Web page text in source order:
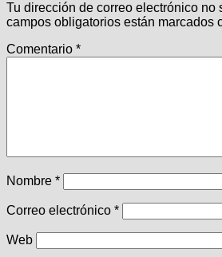
Tu dirección de correo electrónico no
campos obligatorios están marcados
Comentario *
Nombre *
Correo electrónico *
Web